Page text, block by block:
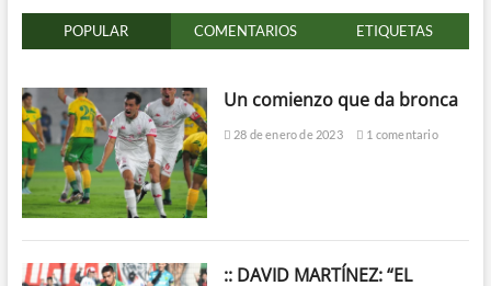
POPULAR COMENTARIOS ETIQUETAS
Un comienzo que da bronca
28 de enero de 2023 1 comentario
:: DAVID MARTÍNEZ: “EL